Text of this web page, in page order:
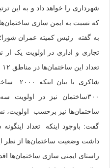
شهرداری را خواهد داد و به این
که نسبت به ایمن سازی
تجاری و اداری در اولویت یک از
تعداد این ساختمان‌ها در مناطق ۱۲ و ۱۵ قرار دارد.
۳۰۰ساختمان نیز در
ساختمان‌ها نیز برحسب اولویت،
گفت: باوجود اینکه تعداد
داشت وضعیت ساختمان‌ها از نظر
راستای ایمنی سازی ساختمان‌ها